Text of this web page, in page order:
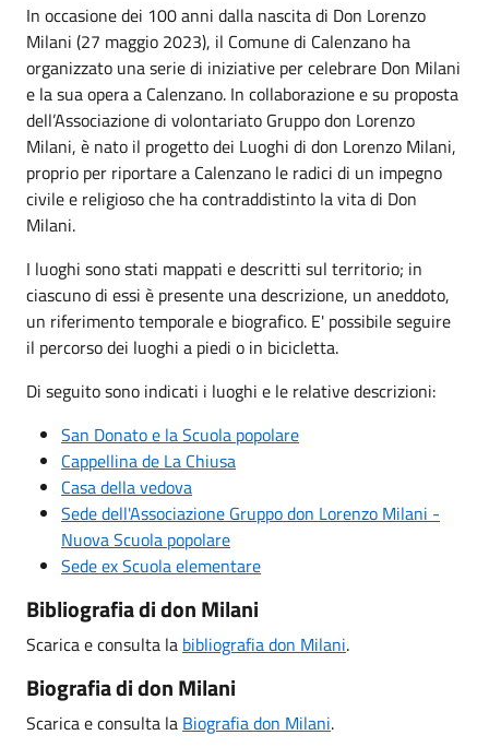
In occasione dei 100 anni dalla nascita di Don Lorenzo
Milani (27 maggio 2023), il Comune di Calenzano ha
organizzato una serie di iniziative per celebrare Don Milani
e la sua opera a Calenzano. In collaborazione e su proposta
dell’Associazione di volontariato Gruppo don Lorenzo
Milani, è nato il progetto dei Luoghi di don Lorenzo Milani,
proprio per riportare a Calenzano le radici di un impegno
civile e religioso che ha contraddistinto la vita di Don
Milani.
I luoghi sono stati mappati e descritti sul territorio; in
ciascuno di essi è presente una descrizione, un aneddoto,
un riferimento temporale e biografico. E' possibile seguire
il percorso dei luoghi a piedi o in bicicletta.
Di seguito sono indicati i luoghi e le relative descrizioni:
San Donato e la Scuola popolare
Cappellina de La Chiusa
Casa della vedova
Sede dell'Associazione Gruppo don Lorenzo Milani -
Nuova Scuola popolare
Sede ex Scuola elementare
Bibliografia di don Milani
Scarica e consulta la bibliografia don Milani.
Biografia di don Milani
Scarica e consulta la Biografia don Milani.